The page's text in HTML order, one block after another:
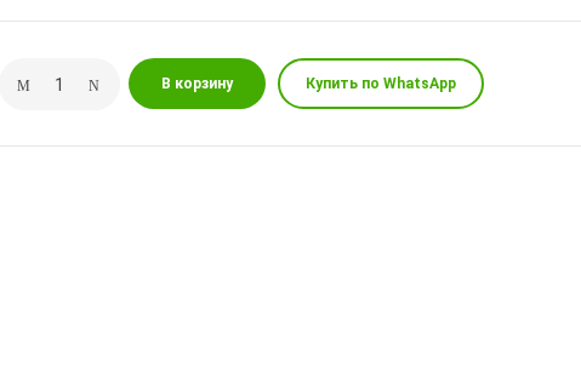
В корзину Купить по WhatsApp